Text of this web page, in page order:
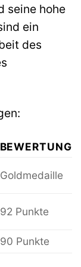
seine hohe
ein
des
BEWERTUNG
Goldmedaille
92 Punkte
90 Punkte